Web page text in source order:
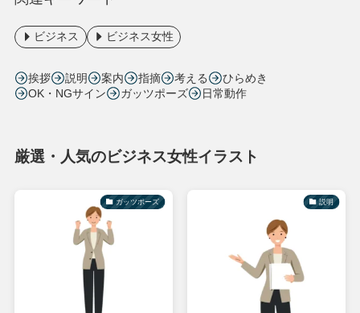
ビジネス ビジネス女性
挨拶 説明 案内 指摘 考える
ひらめき
OK・NGサイン
ガッツポーズ 日常動作
厳選・人気のビジネス女性イラスト
ガッツポーズ 説明